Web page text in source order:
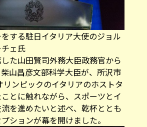
する駐日イタリア大使のジョル
ェ氏
た山田賢司外務大臣政務官から
山昌彦文部科学大臣が、所沢市
ンピックのイタリアのホストタ
とに触れながら、スポーツとイ
を進めたいと述べ、乾杯ととも
ションが幕を開けました。